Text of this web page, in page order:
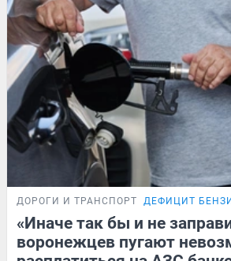
ДОРОГИ И ТРАНСПОРТ ДЕФИЦИТ
«Иначе так бы и не
воронежцев пугают